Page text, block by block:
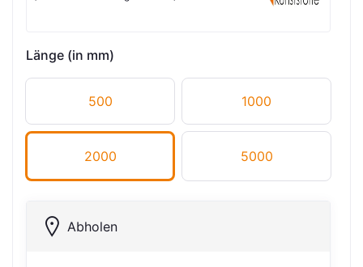
Länge (in mm)
500 1000
2000 5000
Abholen